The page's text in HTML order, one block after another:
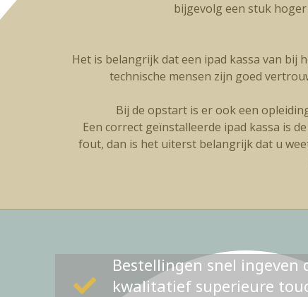
bijgevolg een stuk
Het is belangrijk dat een ipad kassa van bij
technische mensen zijn goed
Bij de opstart is er ook een
Een correct geïnstalleerde ipad kassa is
fout, dan is het uiterst belangrijk dat u
Bestellingen snel ingeven
kwalitatief superieure